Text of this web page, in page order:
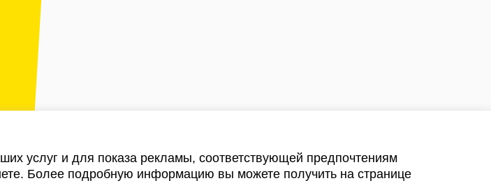
услуг и для показа рекламы, соответствующей предпочтениям
Более подробную информацию вы можете получить на странице